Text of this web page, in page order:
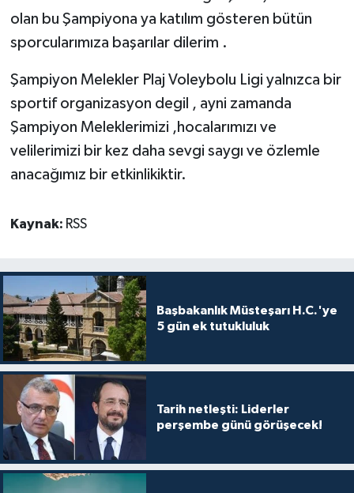
olan bu Şampiyona ya katılım gösteren bütün
sporcularımıza başarılar dilerim .
Şampiyon Melekler Plaj Voleybolu Ligi yalnızca bir
sportif organizasyon degil , ayni zamanda
Şampiyon Meleklerimizi ,hocalarımızı ve
velilerimizi bir kez daha sevgi saygı ve özlemle
anacağımız bir etkinlikiktir.
Kaynak: RSS
Başbakanlık Müsteşarı H.C.'ye
5 gün ek tutukluluk
Tarih netleşti: Liderler
perşembe günü görüşecek!